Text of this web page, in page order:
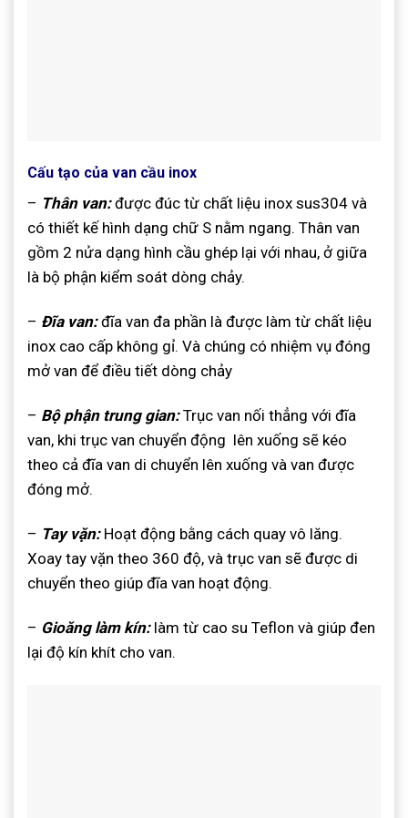
Cấu tạo của van cầu inox
– Thân van:được đúc từ chất liệu inox sus304 và
có thiết kế hình dạng chữ S nằm ngang. Thân van
gồm 2 nửa dạng hình cầu ghép lại với nhau, ở giữa
là bộ phận kiểm soát dòng chảy.
– Đĩa van:đĩa van đa phần là được làm từ chất liệu
inox cao cấp không gỉ. Và chúng có nhiệm vụ đóng
mở van để điều tiết dòng chảy
– Bộ phận trung gian:Trục van nối thẳng với đĩa
van, khi trục van chuyển động lên xuống sẽ kéo
theo cả đĩa van di chuyển lên xuống và van được
đóng mở.
– Tay vặn:Hoạt động bằng cách quay vô lăng.
Xoay tay vặn theo 360 độ, và trục van sẽ được di
chuyển theo giúp đĩa van hoạt động.
– Gioăng làm kín:làm từ cao su Teflon và giúp đen
lại độ kín khít cho van.